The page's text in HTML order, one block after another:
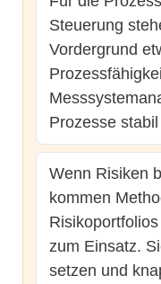
Steuerung
Vordergrund
Prozesse
Wenn Risiken
kommen
zum Einsatz.
setzen und